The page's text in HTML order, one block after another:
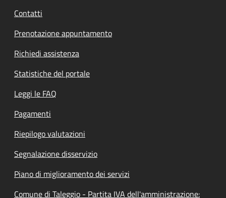
Contatti
Prenotazione appuntamento
Richiedi assistenza
Statistiche del portale
Leggi le FAQ
Pagamenti
Riepilogo valutazioni
Segnalazione disservizio
Piano di miglioramento dei servizi
Comune di Taleggio - Partita IVA dell'amministrazione: